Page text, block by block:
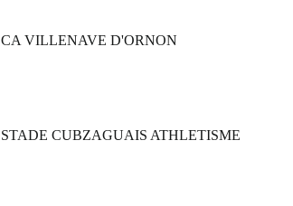
CA VILLENAVE D'ORNON
STADE CUBZAGUAIS ATHLETISME